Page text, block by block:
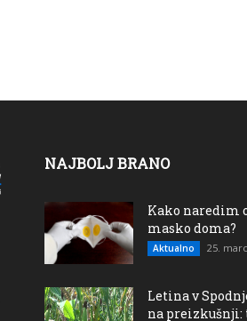
NAJBOLJ BRANO
Kako naredim
masko doma?
Aktualno 25.
Letina v
na preizkušnji: